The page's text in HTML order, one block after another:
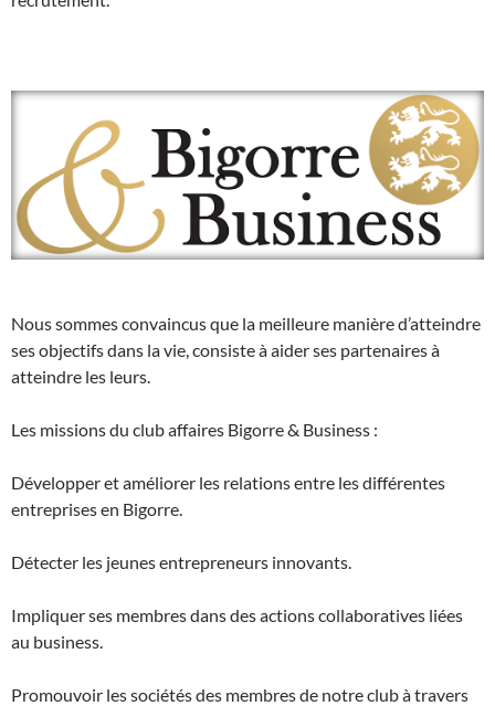
Nous sommes convaincus que la meilleure manière d’atteindre
ses objectifs dans la vie, consiste à aider ses partenaires à
atteindre les leurs.
Les missions du club affaires Bigorre & Business :
Développer et améliorer les relations entre les différentes
entreprises en Bigorre.
Détecter les jeunes entrepreneurs innovants.
Impliquer ses membres dans des actions collaboratives liées
au business.
Promouvoir les sociétés des membres de notre club à travers